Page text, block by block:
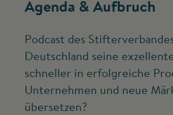
Agenda & Aufbruch
Podcast des
Deutschland seine
schneller in erfolgreiche
Unternehmen und neue
übersetzen?